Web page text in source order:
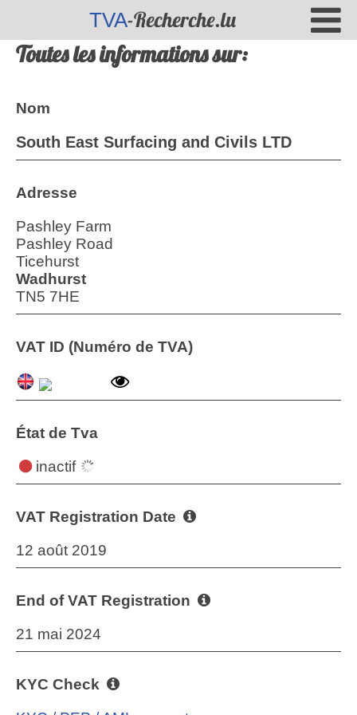
TVA-Recherche.lu
Toutes les informations sur:
Nom
South East Surfacing and Civils LTD
Adresse
Pashley Farm
Pashley Road
Ticehurst
Wadhurst
TN5 7HE
VAT ID (Numéro de TVA)
État de Tva
inactif
VAT Registration Date
12 août 2019
End of VAT Registration
21 mai 2024
KYC Check